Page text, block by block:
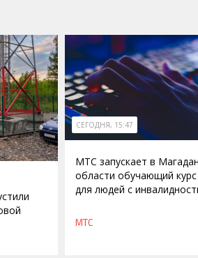
СЕГОДНЯ, 15:47
МТС запускает в
области обучающий
для людей с
МТС